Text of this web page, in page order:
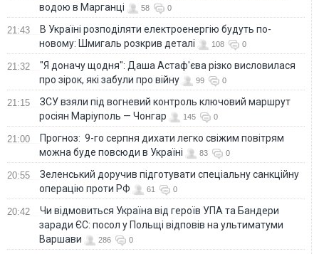
водою в Марганці
58 0
21:43
В Україні розподіляти електроенергію будуть по-
новому: Шмигаль розкрив деталі
108 0
21:32
"Я доначу щодня": Даша Астаф'єва різко висловилася
про зірок, які забули про війну
99 0
21:15
ЗСУ взяли під вогневий контроль ключовий маршрут
росіян Маріуполь — Чонгар
145 0
21:00
Прогноз: 9-го серпня дихати легко свіжим повітрям
можна буде повсюди в Україні
83 0
20:55
Зеленський доручив підготувати спеціальну санкційну
операцію проти РФ
61 0
20:42
Чи відмовиться Україна від героїв УПА та Бандери
заради ЄС: посол у Польщі відповів на ультиматуми
Варшави
286 0